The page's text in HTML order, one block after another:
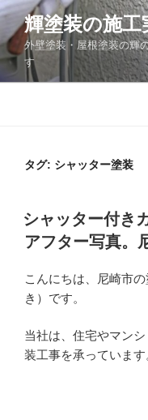
コ
テ
ツ
輝塗装の施工
外壁塗装・屋根塗装の輝
す
タグ: シャッター塗装
投
稿
日:
シャッター付き
アフター写真。
こんにちは、尼崎市
き）です。
当社は、住宅やマン
装工事を承っています